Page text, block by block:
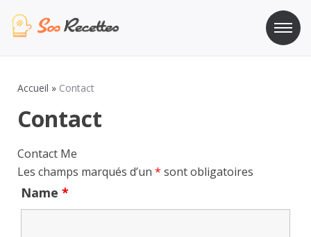
au
Accueil » Contact
Contact
Contact Me
Les champs marqués d’un * sont obligatoires
Name *